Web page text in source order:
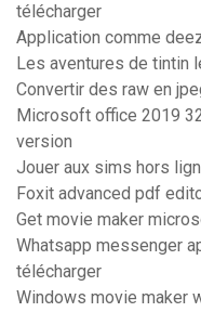
télécharger
Application comme
Les aventures de tintin
Convertir des raw en
Microsoft office 2019
version
Jouer aux sims hors
Foxit advanced pdf
Get movie maker
Whatsapp messenger
télécharger
Windows movie maker